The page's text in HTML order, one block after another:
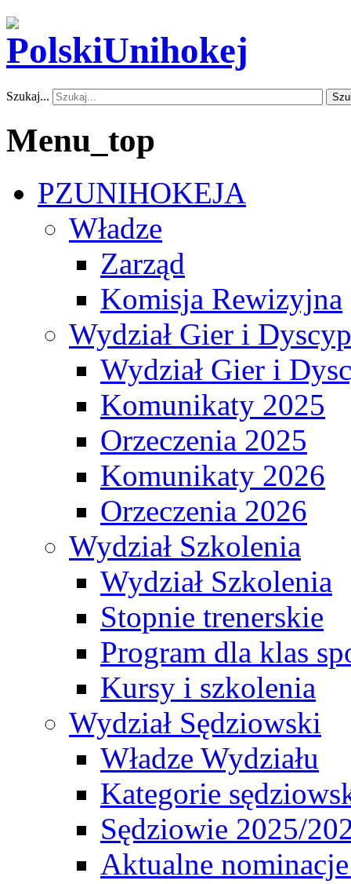
Szukaj...
Menu_top
PZUNIHOKEJA
Władze
Zarząd
Komisja Rewizyjna
Wydział Gier i
Wydział Gier i
Komunikaty 2025
Orzeczenia 2025
Komunikaty 2026
Orzeczenia 2026
Wydział Szkolenia
Wydział Szkolenia
Stopnie trenerskie
Program dla klas
Kursy i szkolenia
Wydział Sędziowski
Władze Wydziału
Kategorie
Sędziowie 2025/
Aktualne